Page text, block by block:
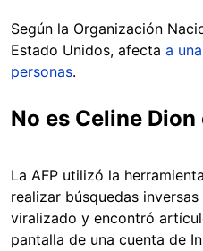
Según la Organización
Estado Unidos, afecta a
personas.
No es Celine
La AFP utilizó la herramienta
realizar búsquedas
viralizado y encontró
pantalla de una cuenta de